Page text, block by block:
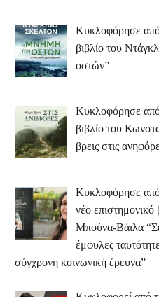
Κυκλοφόρησε από
βιβλίο του
οστών”
Κυκλοφόρησε από
βιβλίο του
βρεις στις
Κυκλοφόρησε από
νέο επιστημονικό
Μπούνα-Βάιλα
έμφυλες
σύγχρονη κοινωνική έρευνα”